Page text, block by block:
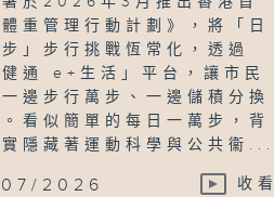
重管理行動計劃》，將「日
」步行挑戰恆常化，透過
健通 e+生活」平台，讓市民
邊步行萬步、一邊儲積分換
看似簡單的每日一萬步，背
隱藏著運動科學與公共衞...
2026 收看